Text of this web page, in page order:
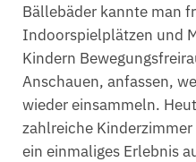
Bällebäder kannte man
Indoorspielplätzen und
Kindern
Anschauen, anfassen,
wieder einsammeln.
zahlreiche
ein einmaliges Erlebnis